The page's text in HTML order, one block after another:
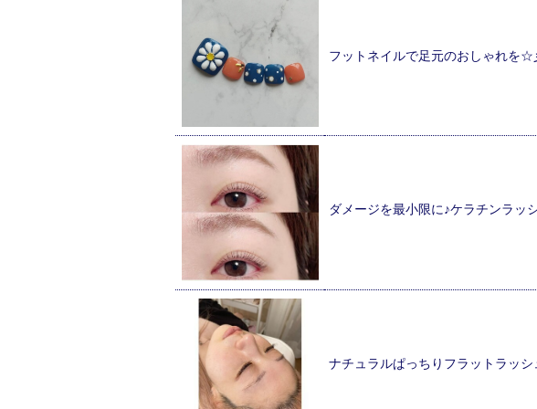
フットネイルで足元のおしゃれを☆
ダメージを最小限に♪ケラチンラッ
ナチュラルぱっちりフラットラッシ